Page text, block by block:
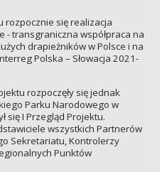
rozpocznie się realizacja
- transgraniczna współpraca na
drapieżników w Polsce i na
Polska – Słowacja 2021-
rozpoczęły się jednak
Parku Narodowego w
się I Przegląd Projektu.
wszystkich Partnerów
Sekretariatu, Kontrolerzy
Punktów